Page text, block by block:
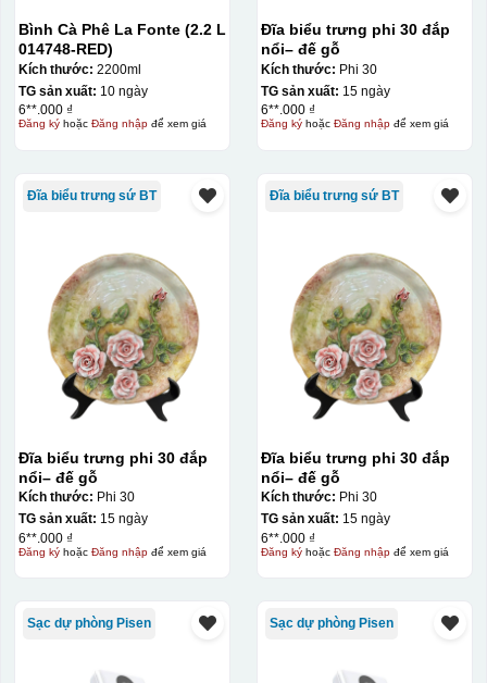
Hộp xi ly sứ
Bình Cà Phê La Fonte (2.2 L
014748-RED)
Kích thước: 2200ml
TG sản xuất: 10 ngày
6**.000 ₫
Đăng kýhoặc Đăng nhậpđể xem giá
Đĩa biểu trưng phi 30 đắp
nổi– đế gỗ
Kích thước: Phi 30
TG sản xuất: 15 ngày
6**.000 ₫
Đăng kýhoặc Đăng nhậpđể xem giá
Đĩa biểu trưng sứ BT
Đĩa biểu trưng phi 30 đắp
nổi– đế gỗ
Kích thước: Phi 30
TG sản xuất: 15 ngày
6**.000 ₫
Đăng kýhoặc Đăng nhậpđể xem giá
Đĩa biểu trưng sứ BT
Đĩa biểu trưng phi 30 đắp
nổi– đế gỗ
Kích thước: Phi 30
TG sản xuất: 15 ngày
6**.000 ₫
Đăng kýhoặc Đăng nhậpđể xem giá
Sạc dự phòng Pisen Sạc dự phòng Pisen